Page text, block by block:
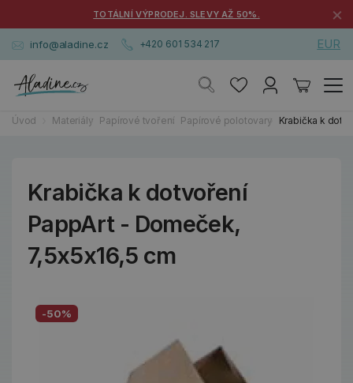
TOTÁLNÍ VÝPRODEJ. SLEVY AŽ 50%. ×
info@aladine.cz +420 601 534 217 EUR
Úvod Materiály Papírové tvoření Papírové polotovary Krabička k
Krabička k dotvoření
PappArt - Domeček,
7,5x5x16,5 cm
-50%